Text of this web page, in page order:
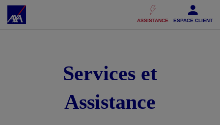
Accéder au Contenu Accéder au Pied de page
ASSISTANCE ESPACE CLIENT
Services et
Assistance